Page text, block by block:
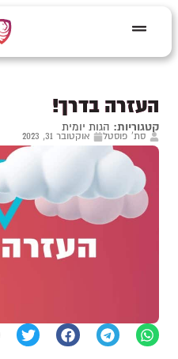
העזרה בדרך!
קטגוריות: הגות יומית
סת' פוסטל אוקטובר 31, 2023